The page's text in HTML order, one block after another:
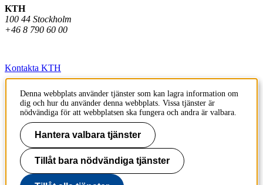
KTH
100 44 Stockholm
+46 8 790 60 00
Kontakta KTH
Jobba på KTH
Press och media
Faktura och betalning KTH
Om KTH:s webbplatser
Tillgänglighetsredogörelse
Denna webbplats använder tjänster som kan lagra information om
dig och hur du använder denna webbplats. Vissa tjänster är
nödvändiga för att webbplatsen ska fungera och andra är valbara.
Hantera valbara tjänster
Tillåt bara nödvändiga tjänster